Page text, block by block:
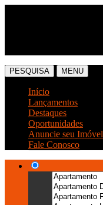
PESQUISA MENU
Início
Lançamentos
Destaques
Oportunidades
Anuncie seu Imóvel
Fale Conosco